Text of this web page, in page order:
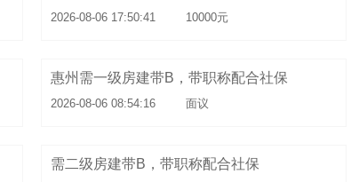
2026-08-06 17:50:41 10000元
惠州需一级房建带B，带职称配合社保
2026-08-06 08:54:16 面议
需二级房建带B，带职称配合社保